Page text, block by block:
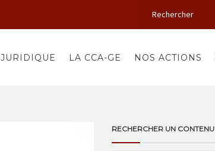
JURIDIQUE LA CCA-GE NOS ACTIONS
RECHERCHER UN CONTENU